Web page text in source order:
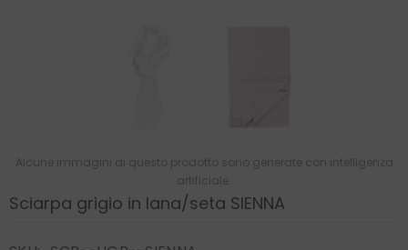
Alcune immagini di questo prodotto sono generate con intelligenza
artificiale.
Sciarpa grigio in lana/seta SIENNA